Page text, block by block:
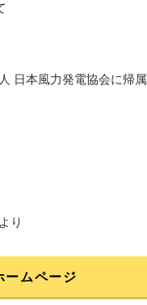
日本風力発電協会に帰属
り
ームページ